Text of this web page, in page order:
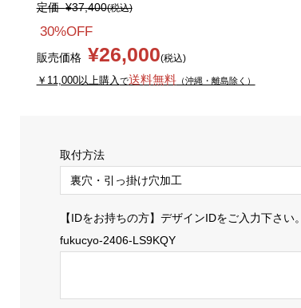
定価¥37,400(税込)
30%OFF
販売価格 ¥26,000(税込)
￥11,000以上購入で送料無料（沖縄・離島除く）
取付方法
【IDをお持ちの方】デザインIDをご入力下さい
fukucyo-2406-LS9KQY